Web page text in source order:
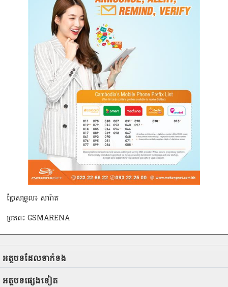
ប្រែសម្រួល៖ សារ៉ាត
ប្រភព៖ GSMARENA
អត្ថបទ​ដែល​ទាក់ទង
អត្ថបទ​ផ្សេងទៀត